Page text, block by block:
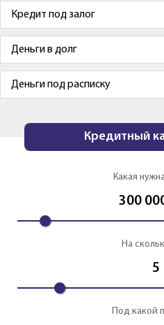
Кредит под залог
Деньги в долг
Деньги под расписку
Кредитный
Какая
300
На
5
Под какой